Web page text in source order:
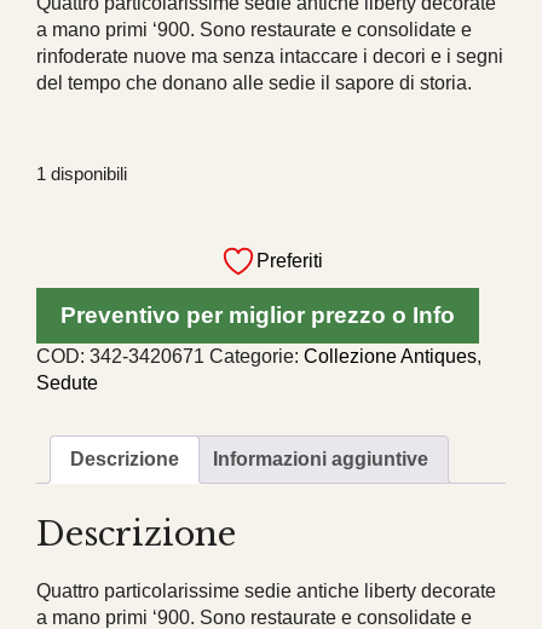
a mano primi ‘900. Sono restaurate e consolidate e
rinfoderate nuove ma senza intaccare i decori e i segni
del tempo che donano alle sedie il sapore di storia.
1 disponibili
antiche
liberty
verniciate
quantità
Preferiti
Preventivo per miglior prezzo o Info
COD: 342-3420671 Categorie: Collezione Antiques,
Sedute
Descrizione Informazioni aggiuntive
Descrizione
Quattro particolarissime sedie antiche liberty decorate
a mano primi ‘900. Sono restaurate e consolidate e